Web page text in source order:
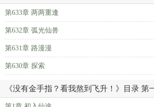
第633章 两两重逢
第632章 弧光仙兽
第631章 路漫漫
第630章 探索
《没有金手指？看我熬到飞升！》目录 第